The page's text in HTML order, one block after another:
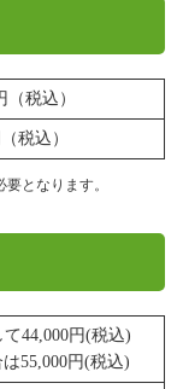
（税込）
税込）
となります。
44,000円(税込)
55,000円(税込)